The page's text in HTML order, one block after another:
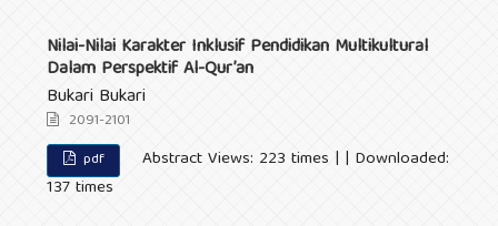
Nilai-Nilai Karakter Inklusif Pendidikan Multikultural
Dalam Perspektif Al-Qur’an
Bukari Bukari
2091-2101
pdf
Abstract Views: 223 times | | Downloaded:
137 times